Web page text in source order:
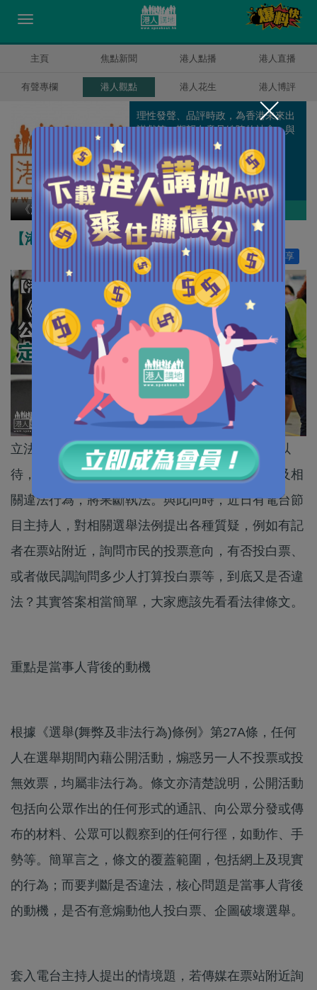
主頁 焦點新聞 港人點播 港人直播
有聲專欄 港人觀點 港人花生 港人博評
《港人講地》編輯室
理性發聲、品評時政，為香港未來出
謀獻策，期望在意見紛陳的社會，與
大家共同建立一個自由、開明、平
等、互相包容的網上平台。
作者其他博評
【港人觀點】別有用心 愚弄市民
分享
24
立法會選舉將於下月舉行，廉政公署明言會嚴陣以
待，密切監察網上言論，針對任何企圖破壞選舉及相
關違法行為，將果斷執法。與此同時，近日有電台節
目主持人，對相關選舉法例提出各種質疑，例如有記
者在票站附近，詢問市民的投票意向，有否投白票、
或者做民調詢問多少人打算投白票等，到底又是否違
法？其實答案相當簡單，大家應該先看看法律條文。
重點是當事人背後的動機
根據《選舉(舞弊及非法行為)條例》第27A條，任何
人在選舉期間內藉公開活動，煽惑另一人不投票或投
無效票，均屬非法行為。條文亦清楚說明，公開活動
包括向公眾作出的任何形式的通訊、向公眾分發或傳
布的材料、公眾可以觀察到的任何行徑，如動作、手
勢等。簡單言之，條文的覆蓋範圍，包括網上及現實
的行為；而要判斷是否違法，核心問題是當事人背後
的動機，是否有意煽動他人投白票、企圖破壞選舉。
套入電台主持人提出的情境題，若傳媒在票站附近詢